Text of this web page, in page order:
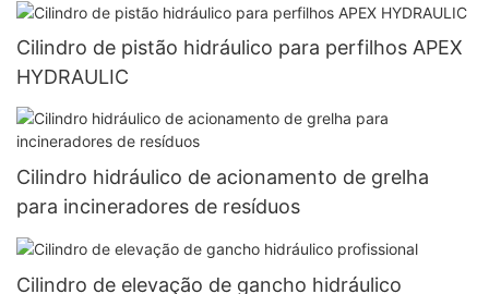
Cilindro de pistão hidráulico para perfilhos APEX
HYDRAULIC
Cilindro hidráulico de acionamento de grelha
para incineradores de resíduos
Cilindro de elevação de gancho hidráulico